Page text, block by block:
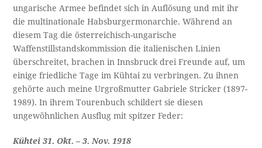
ungarische Armee befindet sich in Auflösung und mit ihr
die multinationale Habsburgermonarchie. Während an
diesem Tag die österreichisch-ungarische
Waffenstillstandskommission die italienischen Linien
überschreitet, brachen in Innsbruck drei Freunde auf, um
einige friedliche Tage im Kühtai zu verbringen. Zu ihnen
gehörte auch meine Urgroßmutter Gabriele Stricker (1897-
1989). In ihrem Tourenbuch schildert sie diesen
ungewöhnlichen Ausflug mit spitzer Feder:
Kühtei 31. Okt. – 3. Nov. 1918